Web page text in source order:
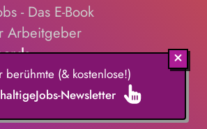
- Das E-Book
Arbeitgeber
berühmte (& kostenlose!)
Newsletter